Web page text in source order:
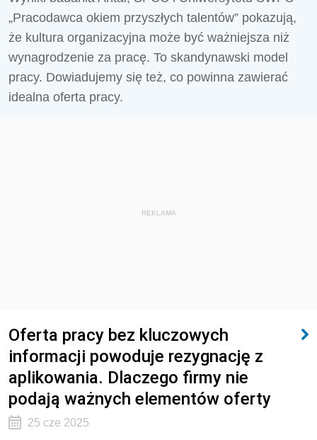
„Pracodawca okiem przyszłych talentów” pokazują,
że kultura organizacyjna może być ważniejsza niż
wynagrodzenie za pracę. To skandynawski model
pracy. Dowiadujemy się też, co powinna zawierać
idealna oferta pracy.
REKLAMA
Oferta pracy bez kluczowych
informacji powoduje rezygnację z
aplikowania. Dlaczego firmy nie
podają ważnych elementów oferty
25 cze 2025